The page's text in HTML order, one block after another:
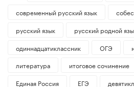
современный русский язык
русский язык
русский родной
одиннадцатиклассник
ОГЭ
литература
итоговое сочинение
Единая Россия
ЕГЭ